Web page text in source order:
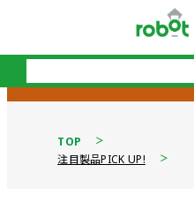
TOP
注目製品PICK UP!